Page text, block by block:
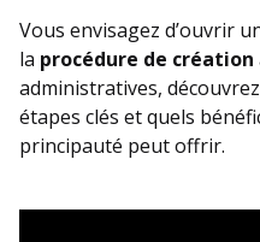
Vous envisagez d’ouvrir
la procédure de création
administratives,
étapes clés et quels
principauté peut offrir.